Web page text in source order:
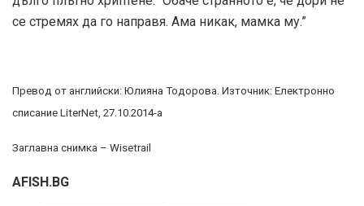
се стремях да го направя. Ама никак, мамка му.”
Превод от английски: Юлияна Тодорова. Източник: Електронно
списание LiterNet, 27.10.2014-а
Заглавна снимка – Wisetrail
AFISH.BG